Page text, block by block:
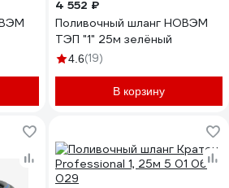
4 552 ₽
Поливочный шланг НОВЭМ
ТЭП "1" 25м зелёный
4.6(19)
В корзину